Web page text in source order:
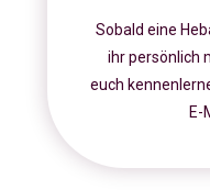
Sobald eine
ihr persönlich
euch
E-